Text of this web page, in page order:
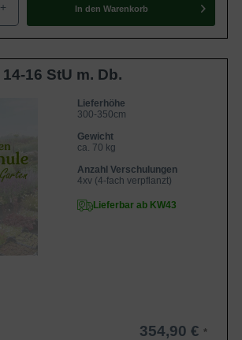
+ In den Warenkorb
16 StU m. Db.
Lieferhöhe
300-350cm
Gewicht
ca. 70 kg
Anzahl Verschulungen
4xv (4-fach verpflanzt)
Lieferbar ab KW43
354,90 €